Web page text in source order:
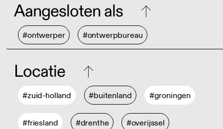
Aangesloten als
#ontwerper #ontwerpbureau
Locatie
#zuid-holland #buitenland #groningen
#friesland #drenthe #overijssel